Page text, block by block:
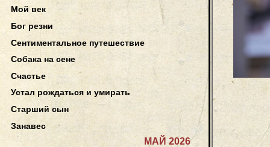
Мой век
Бог резни
Сентиментальное путешествие
Собака на сене
Счастье
Устал рождаться и умирать
Старший сын
Занавес
МАЙ 2026